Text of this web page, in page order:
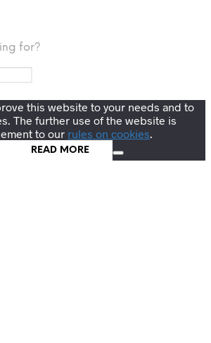
for?
this website to your needs and to
The further use of the website is
to our rules on cookies.
READ MORE